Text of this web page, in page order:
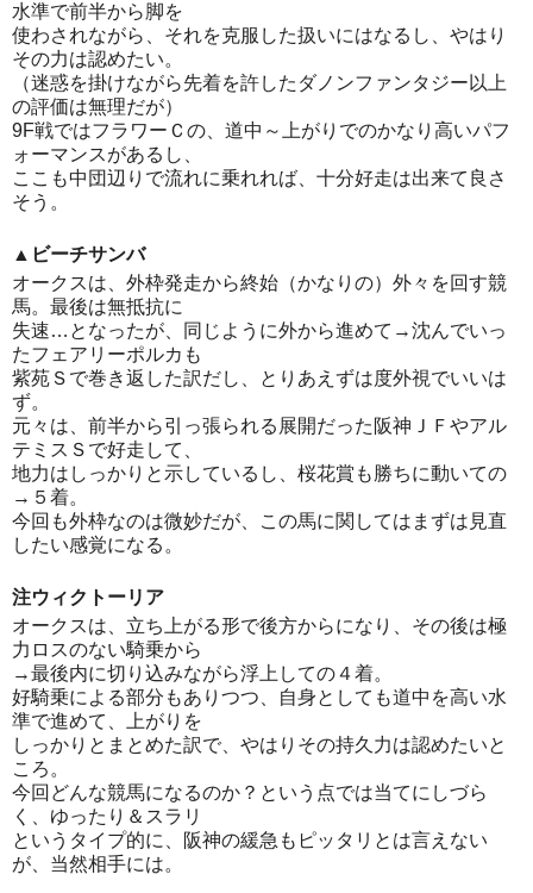
水準で前半から脚を
使わされながら、それを克服した扱いにはなるし、やはり
その力は認めたい。
（迷惑を掛けながら先着を許したダノンファンタジー以上
の評価は無理だが）
9F戦ではフラワーＣの、道中～上がりでのかなり高いパフ
ォーマンスがあるし、
ここも中団辺りで流れに乗れれば、十分好走は出来て良さ
そう。
▲ビーチサンバ
オークスは、外枠発走から終始（かなりの）外々を回す競
馬。最後は無抵抗に
失速…となったが、同じように外から進めて→沈んでいっ
たフェアリーポルカも
紫苑Ｓで巻き返した訳だし、とりあえずは度外視でいいは
ず。
元々は、前半から引っ張られる展開だった阪神ＪＦやアル
テミスＳで好走して、
地力はしっかりと示しているし、桜花賞も勝ちに動いての
→５着。
今回も外枠なのは微妙だが、この馬に関してはまずは見直
したい感覚になる。
注ウィクトーリア
オークスは、立ち上がる形で後方からになり、その後は極
力ロスのない騎乗から
→最後内に切り込みながら浮上しての４着。
好騎乗による部分もありつつ、自身としても道中を高い水
準で進めて、上がりを
しっかりとまとめた訳で、やはりその持久力は認めたいと
ころ。
今回どんな競馬になるのか？という点では当てにしづら
く、ゆったり＆スラリ
というタイプ的に、阪神の緩急もピッタリとは言えない
が、当然相手には。